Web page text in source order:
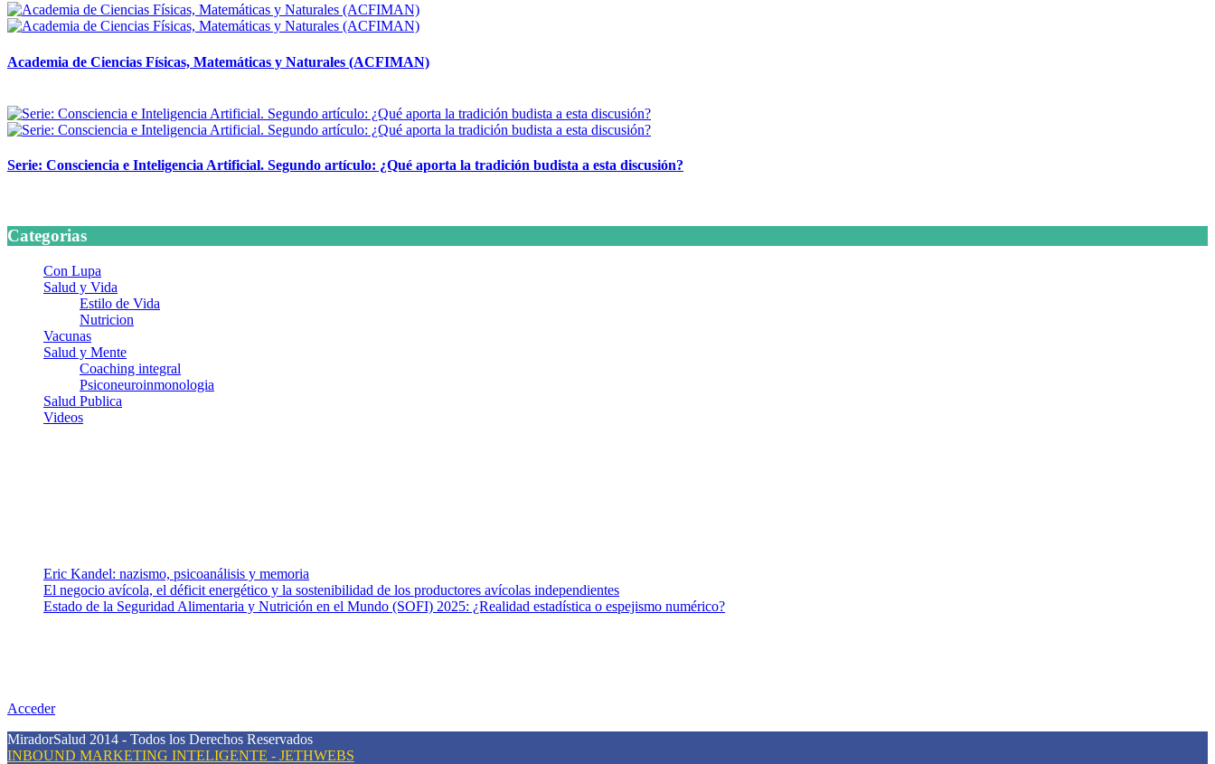
Academia de Ciencias Físicas, Matemáticas y Naturales (ACFIMAN)
Serie: Consciencia e Inteligencia Artificial. Segundo artículo: ¿Qué aporta la tradición budista a esta discusión?
Categorias
Con Lupa
Salud y Vida
Estilo de Vida
Nutricion
Vacunas
Salud y Mente
Coaching integral
Psiconeuroinmonologia
Salud Publica
Videos
Eric Kandel: nazismo, psicoanálisis y memoria
El negocio avícola, el déficit energético y la sostenibilidad de los productores avícolas independientes
Estado de la Seguridad Alimentaria y Nutrición en el Mundo (SOFI) 2025: ¿Realidad estadística o espejismo numérico?
Acceder
MiradorSalud 2014 - Todos los Derechos Reservados
INBOUND MARKETING INTELIGENTE - JETHWEBS